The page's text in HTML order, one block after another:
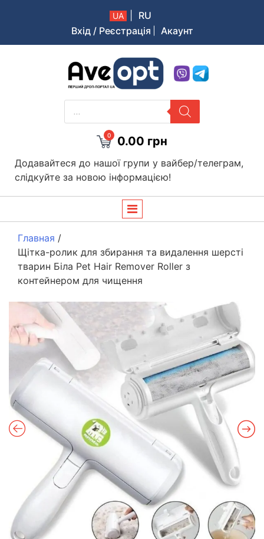
UA
RU
Вхід / Реєстрація
Акаунт
Aveopt – оптова дропшипінг платформа в Україні
PRODUCTS
SEARCH
0 0.00 грн
Додавайтеся до нашої групи у вайбер/телеграм,
слідкуйте за новою інформацією!
Главная /
Щітка-ролик для збирання та видалення шерсті
тварин Біла Pet Hair Remover Roller з
контейнером для чищення